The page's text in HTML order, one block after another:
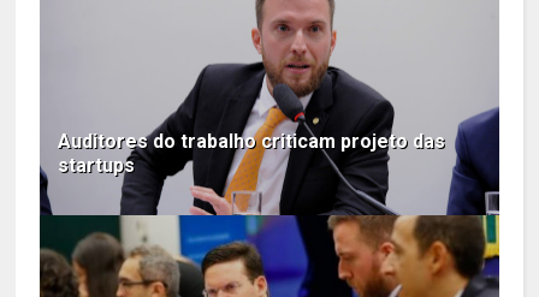
Auditores do trabalho criticam projeto das
startups